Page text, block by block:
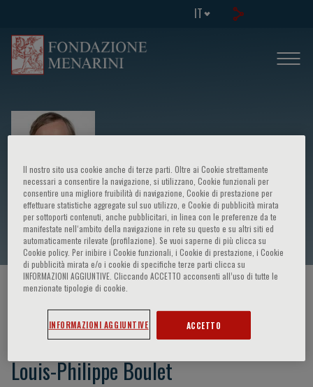
IT
Louis-Philippe Boulet
HOME PAGE / CORSI ED EVENTI
Louis-Philippe Boulet
Il nostro sito usa cookie anche di terze parti. Oltre ai Cookie strettamente
necessari a consentire la navigazione, si utilizzano, Cookie funzionali per
consentire una migliore fruibilità di navigazione, Cookie di prestazione per
effettuare statistiche aggregate sul suo utilizzo, e Cookie di pubblicità mirata
per sottoporti contenuti, anche pubblicitari, in linea con le preferenze da te
manifestate nell‘ambito della navigazione in rete su questo e su altri siti ed
automaticamente rilevate (profilazione). Se vuoi saperne di più clicca su
Cookie policy. Per inibire i Cookie funzionali, i Cookie di prestazione, i Cookie
di pubblicità mirata e/o i cookie di specifiche terze parti clicca su
INFORMAZIONI AGGIUNTIVE. Cliccando ACCETTO acconsenti all’uso di tutte le
menzionate tipologie di cookie.
INFORMAZIONI AGGIUNTIVE ACCETTO